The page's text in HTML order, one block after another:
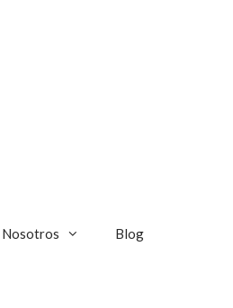
Nosotros Blog